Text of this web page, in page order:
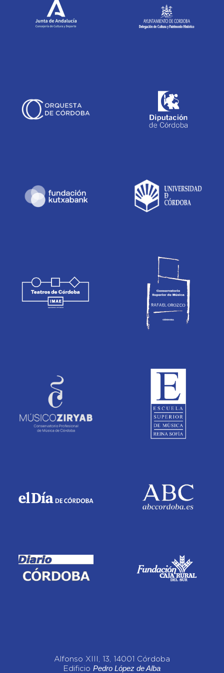
Alfonso XIII, 13, 14001 Córdoba
Edificio Pedro López de Alba